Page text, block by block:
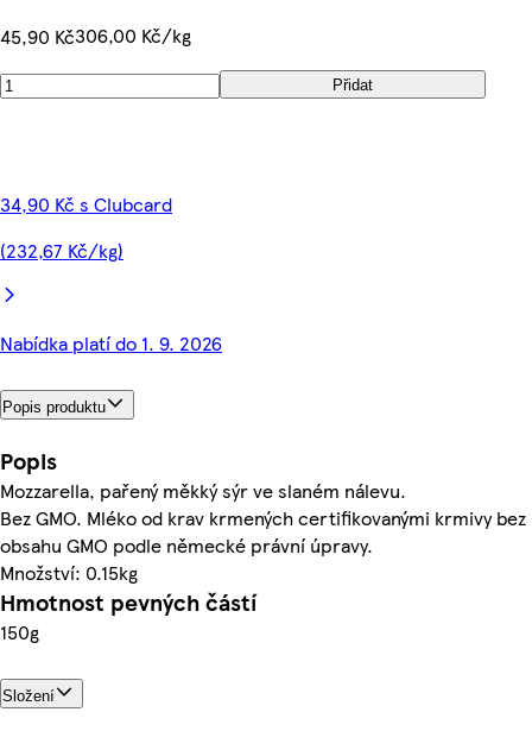
45,90 Kč306,00 Kč/kg
Přidat
34,90 Kč s Clubcard
(232,67 Kč/kg)
Nabídka platí do 1. 9. 2026
Popis produktu
Popis
Mozzarella, pařený měkký sýr ve slaném nálevu.
Bez GMO. Mléko od krav krmených certifikovanými krmivy bez
obsahu GMO podle německé právní úpravy.
Množství: 0.15kg
Hmotnost pevných částí
150g
Složení